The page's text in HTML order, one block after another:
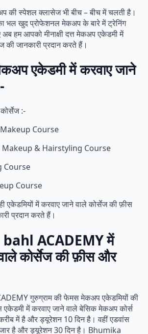
की स्पेशल क्लासेज भी बीच – बीच में चलती है।
भल खुद प्रोफेशनल मेकअप के बारे में ट्रेनिंग
हम आपको मीनाक्षी दत्त मेकअप एकेडमी में
की जानकारी प्रदान करते हैं।
मेकअप एकेडमी में करवाए जाने
:-
Course
& Hairstyling Course
Course
Course
एकेडमियों में करवाए जाने वाले कोर्सेज की फ़ीस
प्रदान करते हैं।
ACADEMY में
कोर्सेज की फ़ीस और
गुरुग्राम की फेमस मेकअप एकेडमियों की
एकेडमी में करवाए जाने वाले बेसिक मेकअप कोर्स
में है और ड्यूरेशन 10 दिन है। वहीं एडवांस
है और ड्यूरेशन 30 दिन है। Bhumika